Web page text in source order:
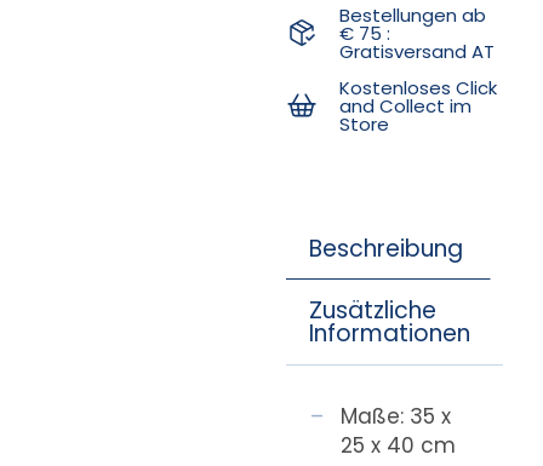
Bestellungen ab
€ 75 :
Gratisversand AT
Kostenloses Click
and Collect im
Store
Beschreibung
Zusätzliche
Informationen
Maße: 35 x
25 x 40 cm